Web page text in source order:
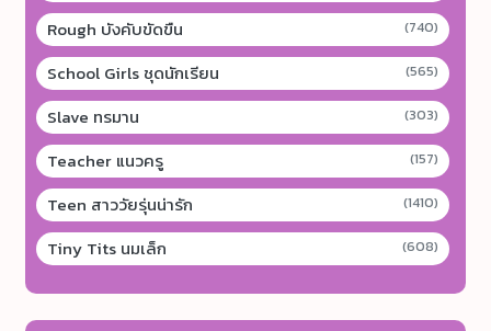
Rough บังคับขัดขืน (740)
School Girls ชุดนักเรียน (565)
Slave ทรมาน (303)
Teacher แนวครู (157)
Teen สาววัยรุ่นน่ารัก (1410)
Tiny Tits นมเล็ก (608)